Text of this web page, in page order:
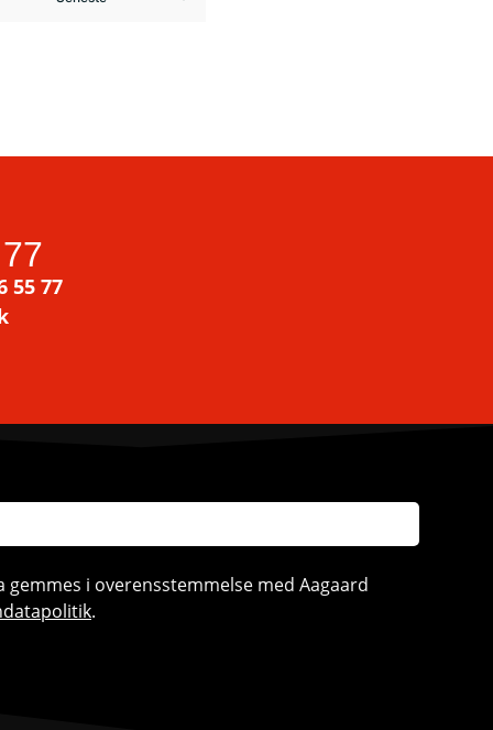
55 77
gemmes i overensstemmelse med Aagaard
.